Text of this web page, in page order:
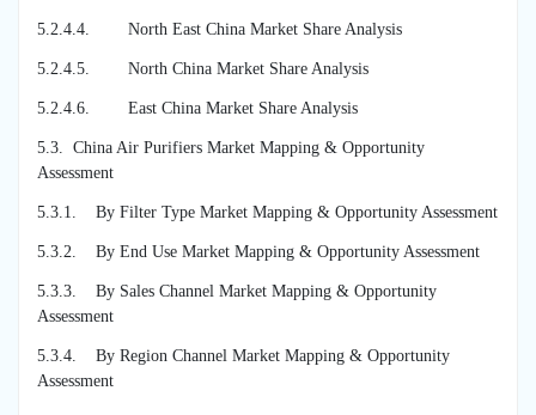
5.2.4.4. North East China Market Share Analysis
5.2.4.5. North China Market Share Analysis
5.2.4.6. East China Market Share Analysis
5.3. China Air Purifiers Market Mapping & Opportunity
Assessment
5.3.1. By Filter Type Market Mapping & Opportunity Assessment
5.3.2. By End Use Market Mapping & Opportunity Assessment
5.3.3. By Sales Channel Market Mapping & Opportunity
Assessment
5.3.4. By Region Channel Market Mapping & Opportunity
Assessment